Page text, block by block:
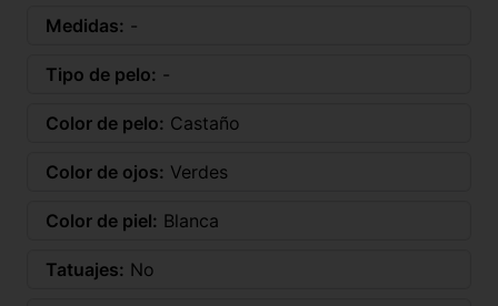
Medidas: -
Tipo de pelo: -
Color de pelo: Castaño
Color de ojos: Verdes
Color de piel: Blanca
Tatuajes: No